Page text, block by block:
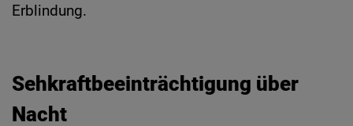
Erblindung.
Sehkraftbeeinträchtigung über
Nacht